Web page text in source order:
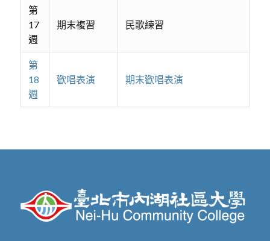
第
17
週
期末複習 民歌練習
第
18
週
歡唱表演 期末歡唱表演